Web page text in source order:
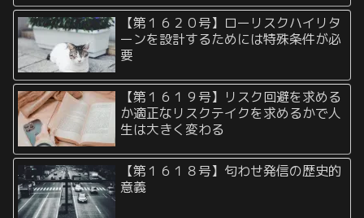
【第１６２０号】ローリスクハイリタ
ーンを設計するためには特殊条件が必
要
【第１６１９号】リスク回避を求める
か適正なリスクテイクを求めるかで人
生は大きく変わる
【第１６１８号】匂わせ発信の歴史的
意義